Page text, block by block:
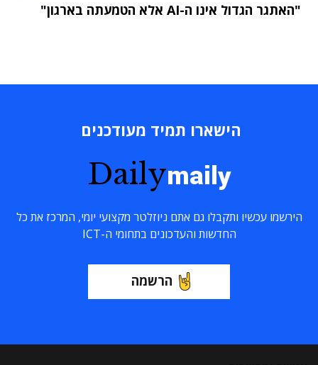
"האתגר הגדול אינו ה-AI אלא הטמעתה בארגון"
הישארו תמיד מעודכנים
Dailymaily
הירשמו עכשיו ותקבלו גם אתם ניוזלטר מקצועי יומי, המרכז את כל
החדשות והעדכונים בתחומי ה-ICT
הרשמה